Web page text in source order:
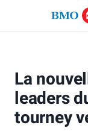
La
leaders
tourney